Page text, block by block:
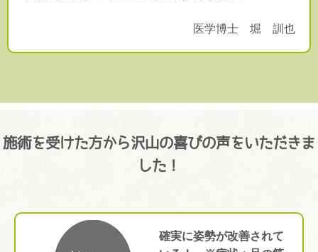
医学博士 堀 訓也
施術を受けた方から沢山の喜びの声をいただきま
した！
確実に姿勢が改善されて